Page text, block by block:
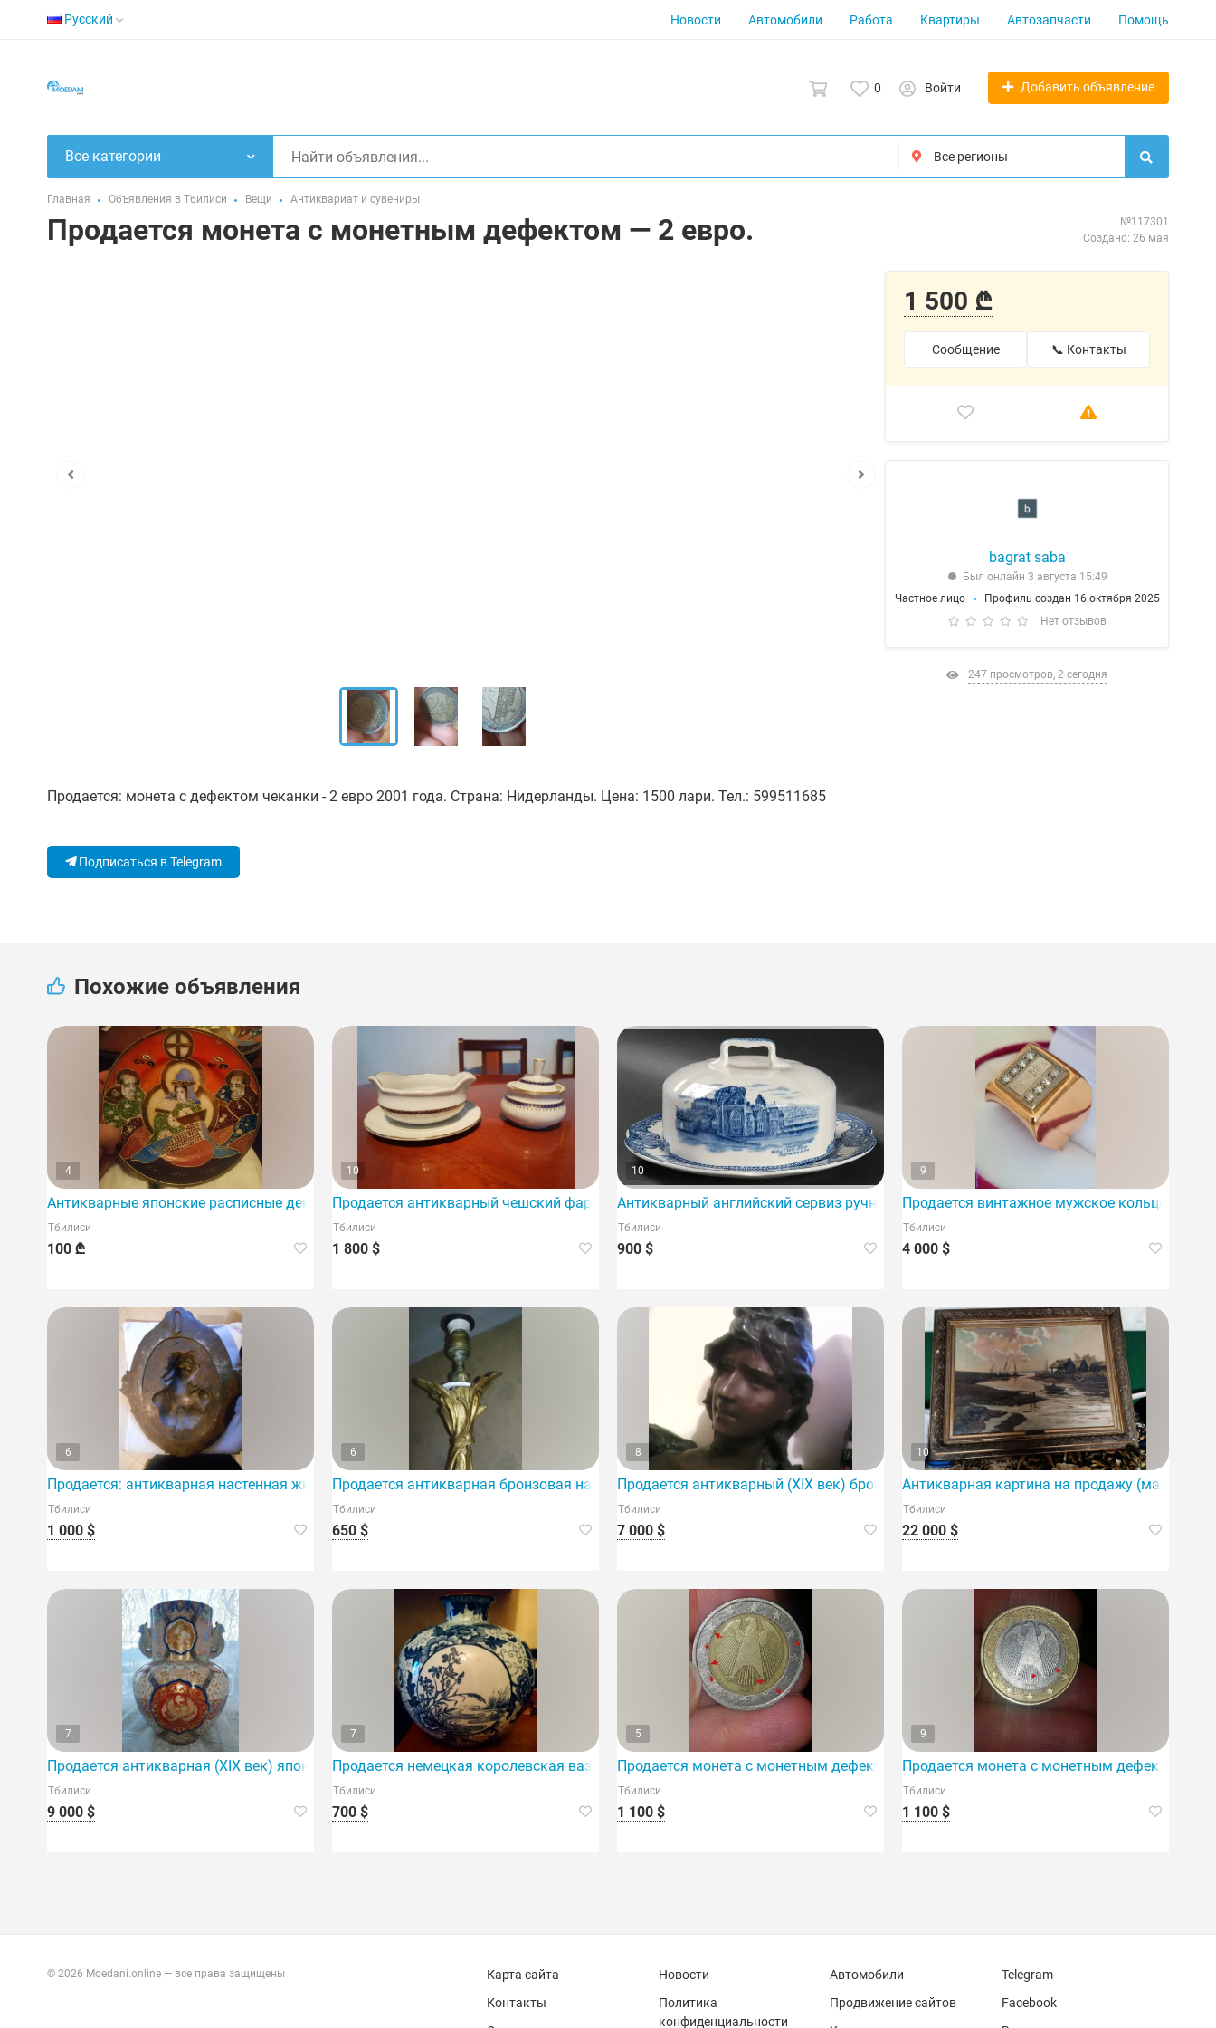
Русский Новости Автомобили Работа Квартиры Автозапчасти Помощь
0 Войти Добавить объявление
Все категории
Главная Объявления в Тбилиси Вещи Антиквариат и сувениры
Продается монета с монетным дефектом — 2 евро.
№117301
Создано: 26 мая
Продается: монета с дефектом чеканки - 2 евро 2001 года. Страна: Нидерланды. Цена: 1500 лари. Тел.: 599511685
Подписаться в Telegram
1 500 ₾
Сообщение 📞 Контакты
bagrat saba
Был онлайн 3 августа 15:49
Частное лицо
Профиль создан 16 октября 2025
Нет отзывов
247 просмотров, 2 сегодня
Похожие объявления
4
Антикварные японские расписные декоративные тарелки с изображением драконов, фарфоровые изделия с восточными драконами, в продаже.
Тбилиси
100 ₾
10
Продается антикварный чешский фарфоровый сервиз TK Thun.
Тбилиси
1 800 $
10
Антикварный английский сервиз ручной работы Johnson Bros-OLD Britain Castles на
Тбилиси
900 $
9
Продается винтажное мужское кольцо
Тбилиси
4 000 $
6
Продается: антикварная настенная живопись-барельеф с изображением женщины.
Тбилиси
1 000 $
6
Продается антикварная бронзовая настольная лампа с орнаментом (XIX век).
Тбилиси
650 $
8
Продается антикварный (XIX век) бронзовый бюст женщины.
Тбилиси
7 000 $
10
Антикварная картина на продажу (масло на
Тбилиси
22 000 $
7
Продается антикварная (XIX век) японская фарфоровая ваза.
Тбилиси
9 000 $
7
Продается немецкая королевская ваза серии Бонн-Токио XIX века.
Тбилиси
700 $
5
Продается монета с монетным дефектом — 2 евро.
Тбилиси
1 100 $
9
Продается монета с монетным дефектом — 1
Тбилиси
1 100 $
© 2026 Moedani.online — все права защищены
Карта сайта
Контакты
Новости
Политика
конфиденциальности
Автомобили
Продвижение сайтов
Telegram
Facebook